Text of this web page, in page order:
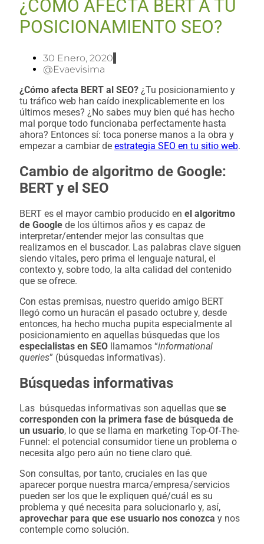
¿CÓMO AFECTA BERT A TU
POSICIONAMIENTO SEO?
30 Enero, 2020
@evaevisima
¿Cómo afecta BERT al SEO? ¿Tu posicionamiento y
tu tráfico web han caído inexplicablemente en los
últimos meses? ¿No sabes muy bien qué has hecho
mal porque todo funcionaba perfectamente hasta
ahora? Entonces sí: toca ponerse manos a la obra y
empezar a cambiar de estrategia SEO en tu sitio web.
Cambio de algoritmo de Google:
BERT y el SEO
BERT es el mayor cambio producido en el algoritmo
de Google de los últimos años y es capaz de
interpretar/entender mejor las consultas que
realizamos en el buscador. Las palabras clave siguen
siendo vitales, pero prima el lenguaje natural, el
contexto y, sobre todo, la alta calidad del contenido
que se ofrece.
Con estas premisas, nuestro querido amigo BERT
llegó como un huracán el pasado octubre y, desde
entonces, ha hecho mucha pupita especialmente al
posicionamiento en aquellas búsquedas que los
especialistas en SEO llamamos “informational
queries” (búsquedas informativas).
Búsquedas informativas
Las búsquedas informativas son aquellas que se
corresponden con la primera fase de búsqueda de
un usuario, lo que se llama en marketing Top-Of-The-
Funnel: el potencial consumidor tiene un problema o
necesita algo pero aún no tiene claro qué.
Son consultas, por tanto, cruciales en las que
aparecer porque nuestra marca/empresa/servicios
pueden ser los que le expliquen qué/cuál es su
problema y qué necesita para solucionarlo y, así,
aprovechar para que ese usuario nos conozca y nos
contemple como solución.